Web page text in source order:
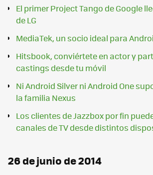
El primer Project Tango de Google
de LG
MediaTek, un socio ideal para
Hitsbook, conviértete en actor y
castings desde tu móvil
Ni Android Silver ni Android One
la familia Nexus
Los clientes de Jazzbox por fin
canales de TV desde distintos
26 de junio de 2014